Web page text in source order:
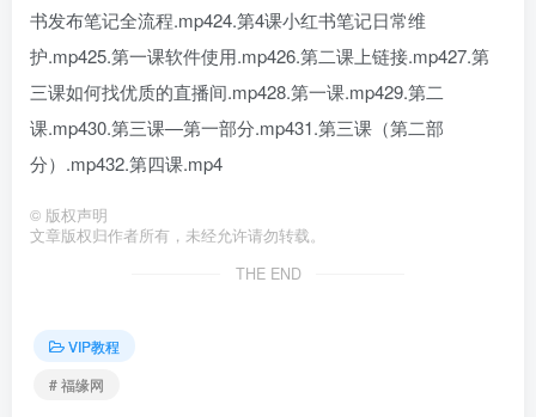
书发布笔记全流程.mp424.第4课小红书笔记日常维
护.mp425.第一课软件使用.mp426.第二课上链接.mp427.第
三课如何找优质的直播间.mp428.第一课.mp429.第二
课.mp430.第三课—第一部分.mp431.第三课（第二部
分）.mp432.第四课.mp4
© 版权声明
文章版权归作者所有，未经允许请勿转载。
THE END
VIP教程
# 福缘网